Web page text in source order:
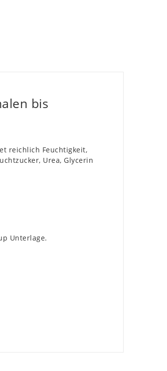
bis
reichlich Feuchtigkeit,
Urea, Glycerin
Unterlage.